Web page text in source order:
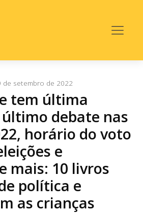
de setembro de 2022
tem última
último debate nas
horário do voto
e
mais: 10 livros
política e
as crianças